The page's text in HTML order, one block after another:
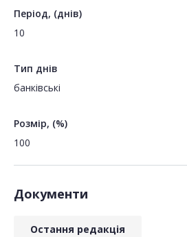
Період, (днів)
10
Тип днів
банківські
Розмір, (%)
100
Документи
Остання редакція